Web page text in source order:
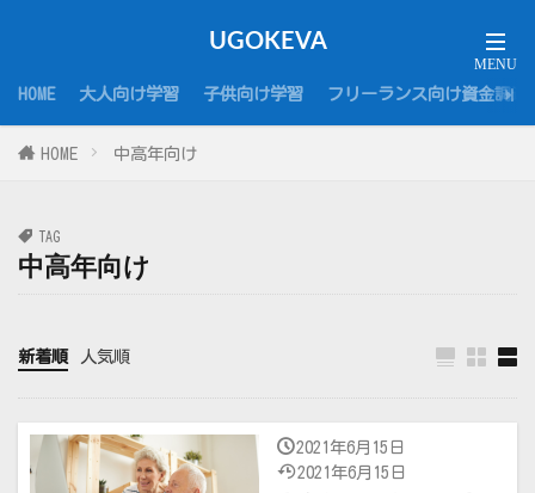
UGOKEVA
HOME 大人向け学習 子供向け学習 フリーランス向け資金調達
HOME 中高年向け
TAG
中高年向け
新着順 人気順
2021年6月15日
2021年6月15日